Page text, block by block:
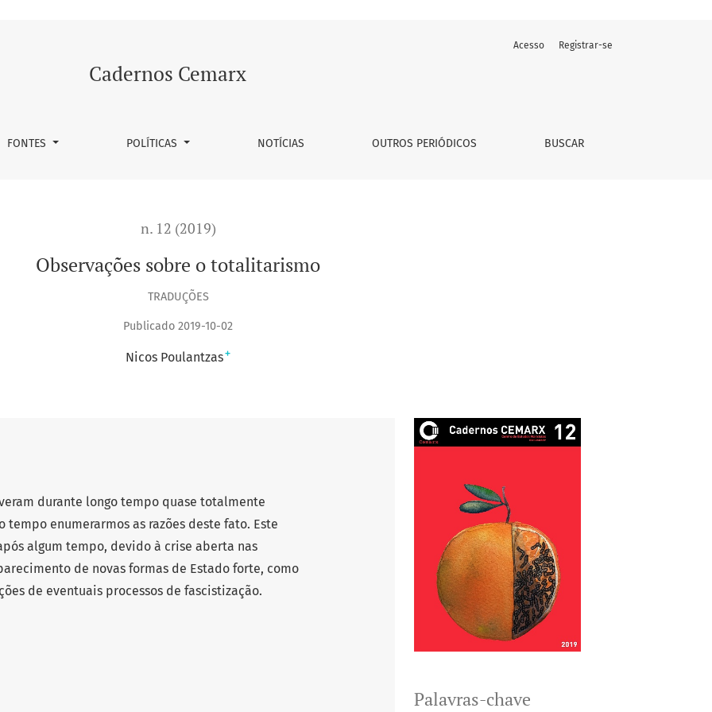
Cadernos Cemarx
FONTES POLÍTICAS NOTÍCIAS OUTROS PERIÓDICOS BUSCAR
Acesso Registrar-se
n. 12 (2019)
Observações sobre o totalitarismo
TRADUÇÕES
Publicado 2019-10-02
Nicos Poulantzas+
Palavras-chave
durante longo tempo quase totalmente
tempo enumerarmos as razões deste fato. Este
algum tempo, devido à crise aberta nas
de novas formas de Estado forte, como
de eventuais processos de fascistização.